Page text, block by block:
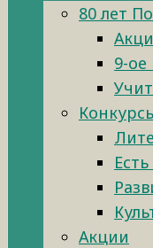
80 лет
9-ое
Акции